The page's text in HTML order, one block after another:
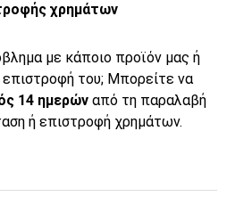
χρημάτων
με κάποιο προϊόν μας ή
του; Μπορείτε να
14 ημερών από τη παραλαβή
ή επιστροφή χρημάτων.